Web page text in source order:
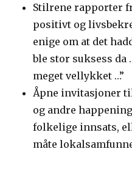
Stilrene rapporter
positivt og
enige om at det
ble stor suksess da
meget vellykket …”
Åpne invitasjoner
og andre
folkelige innsats,
måte